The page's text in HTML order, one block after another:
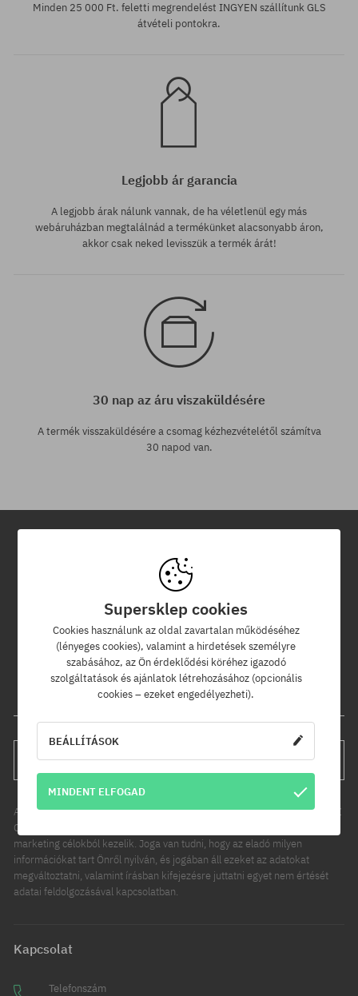
Minden 25 000 Ft. feletti megrendelést INGYEN szállítunk GLS
átvételi pontokra.
Legjobb ár garancia
A legjobb árak nálunk vannak, de ha véletlenül egy más
webáruházban megtalálnád a termékünket alacsonyabb áron,
akkor csak neked levisszük a termék árát!
30 nap az áru viszaküldésére
A termék visszaküldésére a csomag kézhezvételétől számítva
30 napod van.
Hírlevél
Iratkozz fel hírlevelünkre és értesülj az elsők között új termékeinkről
és kedvezményeinkről!
Ráadásul kapsz egy -5% kedvezménykódot az egész
rendelésedre!
FELIRATKOZÁS
Az Ön személyes adatainak kezelője a COOL SPORT DISTRIBUTION SP Z
O O, székhelye: Modlniczka, ul. Handlowców 2. Személyes adatait
marketing célokból kezelik. Joga van tudni, hogy az eladó milyen
információkat tart Önről nyilván, és jogában áll ezeket az adatokat
megváltoztatni, valamint írásban kifejezésre juttatni egyet nem értését
adatai feldolgozásával kapcsolatban.
Kapcsolat
Telefonszám
Supersklep cookies
Cookies használunk az oldal zavartalan működéséhez
(lényeges cookies), valamint a hirdetések személyre
szabásához, az Ön érdeklődési köréhez igazodó
szolgáltatások és ajánlatok létrehozásához (opcionális
cookies – ezeket engedélyezheti).
BEÁLLÍTÁSOK
MINDENT ELFOGAD